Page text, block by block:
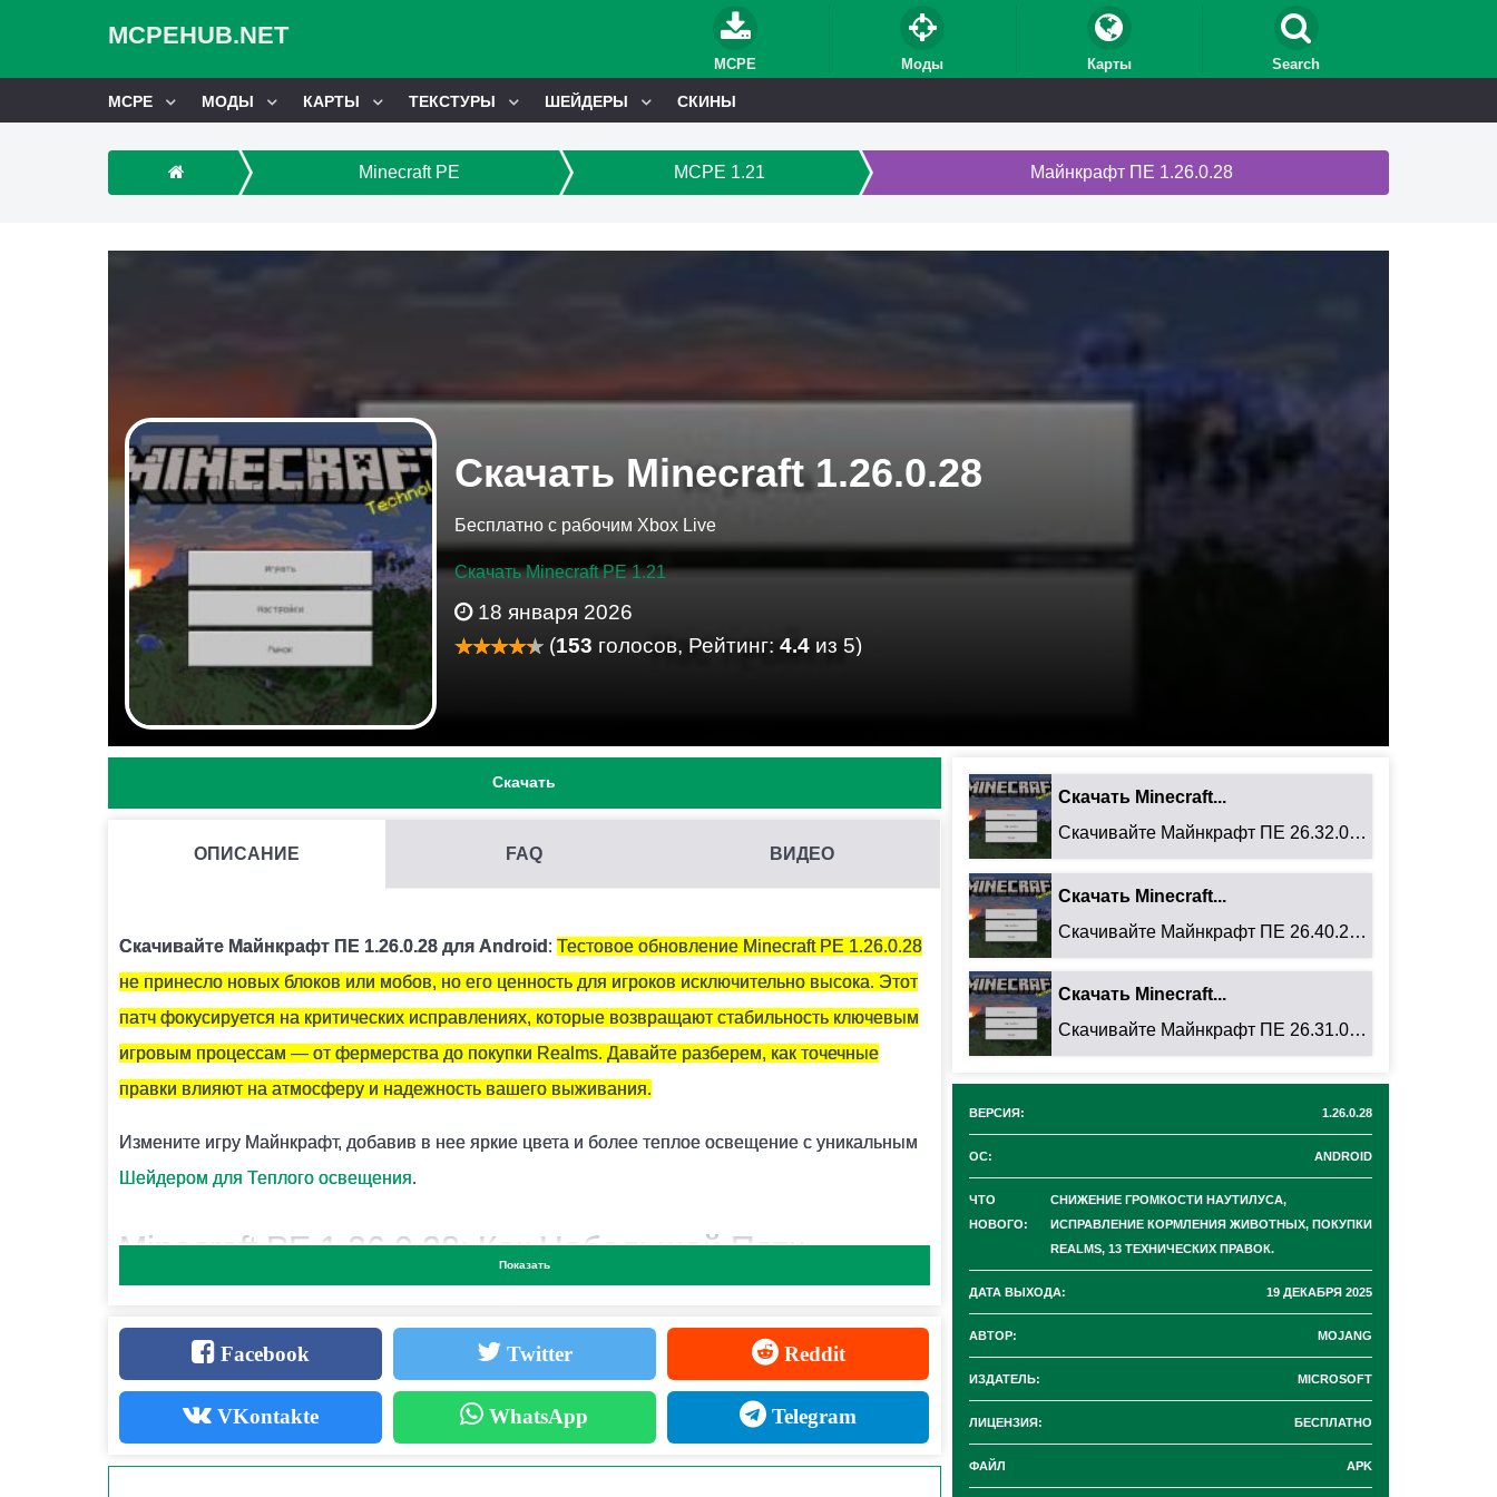
MCPEHUB.NET
MCPE Моды Карты Search
MCPE МОДЫ КАРТЫ ТЕКСТУРЫ ШЕЙДЕРЫ СКИНЫ
Minecraft PE MCPE 1.21 Майнкрафт ПЕ 1.26.0.28
Скачать Minecraft 1.26.0.28
Бесплатно с рабочим Xbox Live
Скачать Minecraft PE 1.21
18 января 2026
(153 голосов, Рейтинг: 4.4 из 5)
Скачать
ОПИСАНИЕ FAQ ВИДЕО
Скачивайте Майнкрафт ПЕ 1.26.0.28 для Android : Тестовое обновление Minecraft PE 1.26.0.28
не принесло новых блоков или мобов, но его ценность для игроков исключительно высока. Этот
патч фокусируется на критических исправлениях, которые возвращают стабильность ключевым
игровым процессам — от фермерства до покупки Realms. Давайте разберем, как точечные
правки влияют на атмосферу и надежность вашего выживания.
Измените игру Майнкрафт, добавив в нее яркие цвета и более теплое освещение с уникальным
Шейдером для Теплого освещения.
Minecraft PE 1.26.0.28: Как Небольшой Патч
Ощущения от Игры
Показать
Вам понадобится 2 медных слитка и 1 осколок аметиста.
Для этого необходимо использовать 1 из 16 красителей.
Facebook Twitter Reddit
VKontakte WhatsApp Telegram
Скачать Minecraft...
Скачивайте Майнкрафт ПЕ 26.32.02 для Android: ...
Скачать Minecraft...
Скачивайте Майнкрафт ПЕ 26.40.27 для Android: ...
Скачать Minecraft...
Скачивайте Майнкрафт ПЕ 26.31.01 для Android: ...
ВЕРСИЯ: 1.26.0.28
ОС: ANDROID
ЧТО
НОВОГО:
СНИЖЕНИЕ ГРОМКОСТИ НАУТИЛУСА,
ИСПРАВЛЕНИЕ КОРМЛЕНИЯ ЖИВОТНЫХ, ПОКУПКИ
REALMS, 13 ТЕХНИЧЕСКИХ ПРАВОК.
ДАТА ВЫХОДА: 19 ДЕКАБРЯ 2025
АВТОР: MOJANG
ИЗДАТЕЛЬ: MICROSOFT
ЛИЦЕНЗИЯ: БЕСПЛАТНО
ФАЙЛ APK